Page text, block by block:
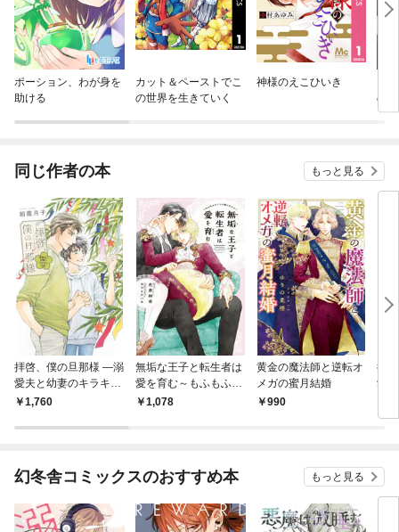
ポーション、わが身を
助ける
カット＆ペーストでこ
の世界を生きていく
神様のえこひいき
の
同じ作者の本 もっと見る
拝啓、僕の旦那様 ―溺
愛夫と幼妻のキラキラ
日記― 【電子限定おま
録】
1,760
無垢な王子と転生者は
愛を育む～もふもふタ
イムに癒されたい～
1,078
黄金の魔法師と逆転オ
メガの蜜月結婚
990
拝
愛
ま
幻冬舎コミックスのおすすめ本 もっと見る